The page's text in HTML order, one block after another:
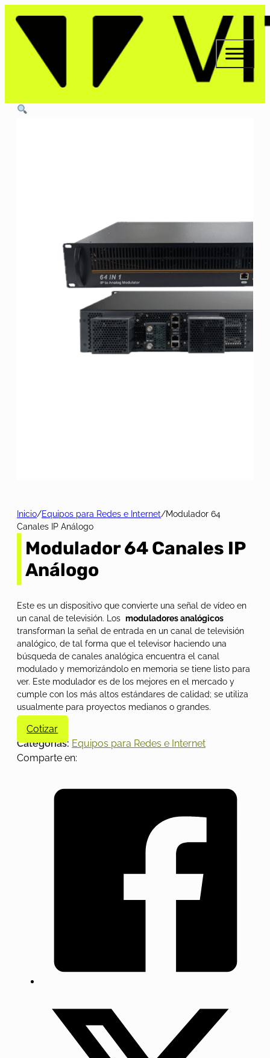
Inicio/Equipos para Redes e Internet/Modulador 64
Canales IP Análogo
Modulador 64 Canales IP
Análogo
Este es un dispositivo que convierte una señal de vídeo en
un canal de televisión. Los moduladores analógicos
transforman la señal de entrada en un canal de televisión
analógico, de tal forma que el televisor haciendo una
búsqueda de canales analógica encuentra el canal
modulado y memorizándolo en memoria se tiene listo para
ver. Este modulador es de los mejores en el mercado y
cumple con los más altos estándares de calidad; se utiliza
usualmente para proyectos medianos o grandes.
Cotizar
Categorías: Equipos para Redes e Internet
Comparte en: